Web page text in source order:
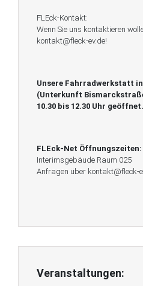
FLEck-Kontakt:
Wenn Sie uns kontaktieren
kontakt@fleck-ev.de!
Unsere Fahrradwerkstatt
(Unterkunft
10.30 bis 12.30 Uhr geöffnet.
FLEck-Net Öffnungszeiten:
Interimsgebäude Raum 025
Anfragen über kontakt@fleck-
Veranstaltungen: